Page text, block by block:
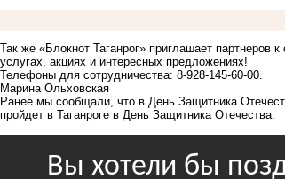
Так же «Блокнот Таганрог» приглашает
услугах, акциях и интересных предложениях!
Телефоны для сотрудничества: 8-928-145-60-00.
Марина Ольховская
Ранее мы сообщали, что в День Защитника
пройдет в Таганроге в День Защитника Отечества.